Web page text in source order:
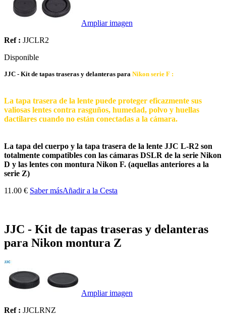
Ampliar imagen
Ref : JJCLR2
Disponible
JJC - Kit de tapas traseras y delanteras para Nikon serie F :
La tapa trasera de la lente puede proteger eficazmente sus
valiosas lentes contra rasguños, humedad, polvo y huellas
dactilares cuando no están conectadas a la cámara.
La tapa del cuerpo y la tapa trasera de la lente JJC L-R2 son
totalmente compatibles con las cámaras DSLR de la serie Nikon
D y las lentes con montura Nikon F. (aquellas anteriores a la
serie Z)
11.00 € Saber másAñadir a la Cesta
JJC - Kit de tapas traseras y delanteras
para Nikon montura Z
Ampliar imagen
Ref : JJCLRNZ